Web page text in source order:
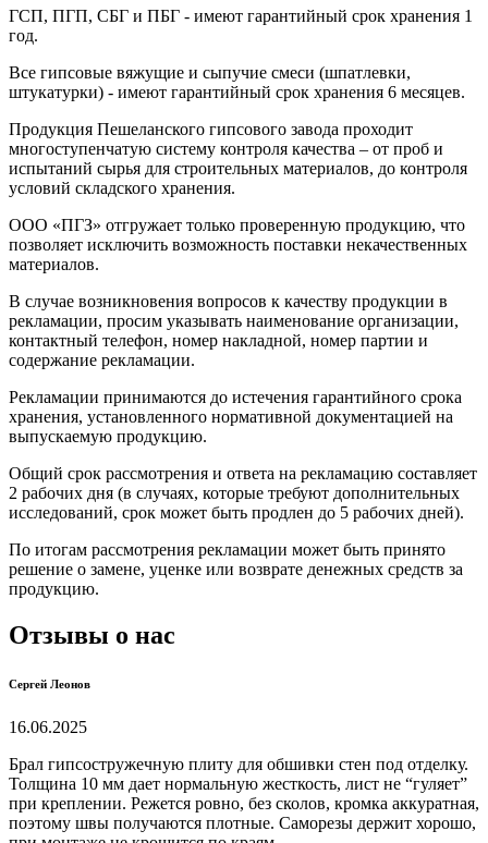
ГСП, ПГП, СБГ и ПБГ - имеют гарантийный срок хранения 1
год.
Все гипсовые вяжущие и сыпучие смеси (шпатлевки,
штукатурки) - имеют гарантийный срок хранения 6 месяцев.
Продукция Пешеланского гипсового завода проходит
многоступенчатую систему контроля качества – от проб и
испытаний сырья для строительных материалов, до контроля
условий складского хранения.
ООО «ПГЗ» отгружает только проверенную продукцию, что
позволяет исключить возможность поставки некачественных
материалов.
В случае возникновения вопросов к качеству продукции в
рекламации, просим указывать наименование организации,
контактный телефон, номер накладной, номер партии и
содержание рекламации.
Рекламации принимаются до истечения гарантийного срока
хранения, установленного нормативной документацией на
выпускаемую продукцию.
Общий срок рассмотрения и ответа на рекламацию составляет
2 рабочих дня (в случаях, которые требуют дополнительных
исследований, срок может быть продлен до 5 рабочих дней).
По итогам рассмотрения рекламации может быть принято
решение о замене, уценке или возврате денежных средств за
продукцию.
Отзывы о нас
Сергей Леонов
16.06.2025
Брал гипсостружечную плиту для обшивки стен под отделку.
Толщина 10 мм дает нормальную жесткость, лист не “гуляет”
при креплении. Режется ровно, без сколов, кромка аккуратная,
поэтому швы получаются плотные. Саморезы держит хорошо,